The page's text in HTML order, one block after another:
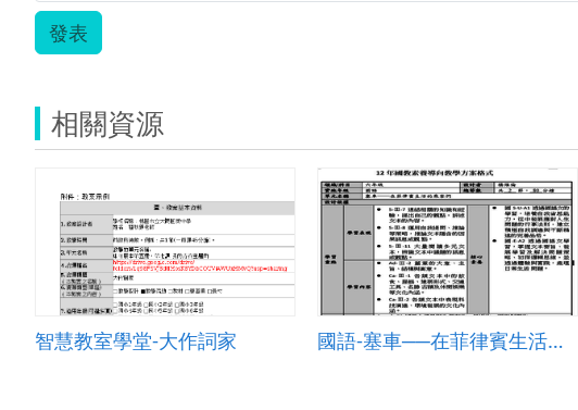
發表
相關資源
智慧教室學堂-大作詞家 國語-塞車──在菲律賓生活的乘客們